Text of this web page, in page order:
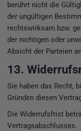
berührt nicht die
der ungültigen
rechtswirksam bzw.
der nichtigen oder
Absicht der Parteien
13.
Sie haben das Recht,
Gründen diesen
Die Widerrufsfrist
Vertragsabschlusses.